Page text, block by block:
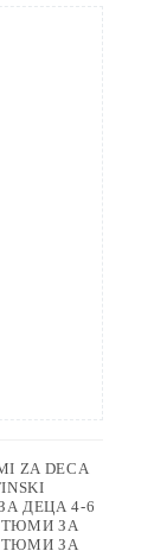
ZA DECA
ДЕЦА 4-6
ЗА
ЗА